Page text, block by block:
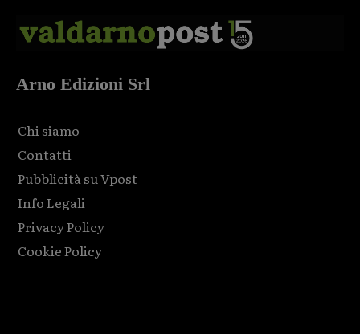
Arno Edizioni Srl
Chi siamo
Contatti
Pubblicità su Vpost
Info Legali
Privacy Policy
Cookie Policy